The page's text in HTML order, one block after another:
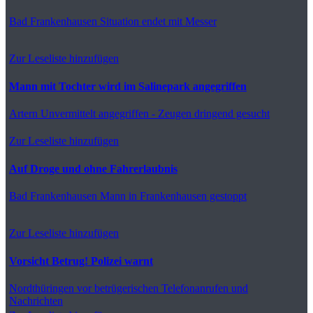
Bad Frankenhausen Situation endet mit Messer
Zur Leseliste hinzufügen
Mann mit Tochter wird im Salinepark angegriffen
Artern Unvermittelt angegriffen - Zeugen dringend gesucht
Zur Leseliste hinzufügen
Auf Droge und ohne Fahrerlaubnis
Bad Frankenhausen Mann in Frankenhausen gestoppt
Zur Leseliste hinzufügen
Vorsicht Betrug! Polizei warnt
Nordthüringen vor betrügerischen Telefonanrufen und
Nachrichten